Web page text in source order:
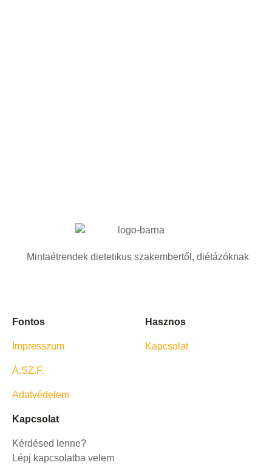
Mintaétrendek dietetikus szakembertől, diétázóknak
Fontos
Impresszum
Á.SZ.F.
Adatvédelem
Hasznos
Kapcsolat
Kapcsolat
Kérdésed lenne?
Lépj kapcsolatba velem